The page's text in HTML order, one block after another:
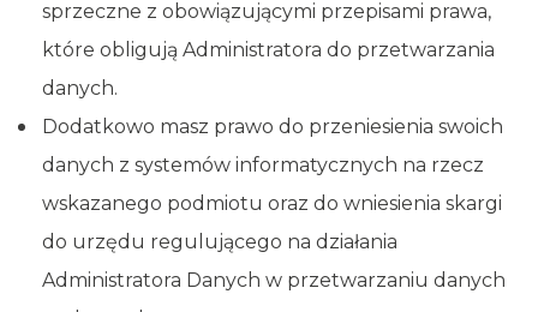
sprzeczne z obowiązującymi przepisami prawa,
które obligują Administratora do przetwarzania
danych.
Dodatkowo masz prawo do przeniesienia swoich
danych z systemów informatycznych na rzecz
wskazanego podmiotu oraz do wniesienia skargi
do urzędu regulującego na działania
Administratora Danych w przetwarzaniu danych